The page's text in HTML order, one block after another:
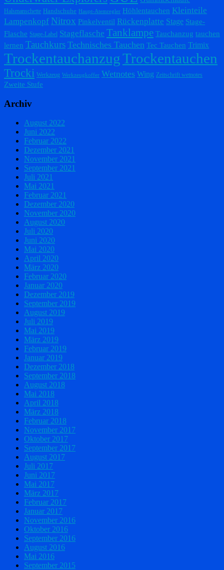
Halsmanschette Handschuhe Haupt-Atemregler Höhlentauchen Kleinteile
Lampenkopf Nitrox Pinkelventil Rückenplatte Stage Stage-
Flasche Stage-Label Stageflasche Tanklampe Tauchanzug tauchen
lernen Tauchkurs Technisches Tauchen Tec Tauchen Trimix
TrockentauchanzugTrockentauchen
Trocki Werkzeug Werkzeugkoffer Wetnotes Wing Zeitschrift wetnotes
Zweite Stufe
Archiv
August 2022
Juni 2022
Februar 2022
Dezember 2021
November 2021
September 2021
Juli 2021
Mai 2021
Februar 2021
Dezember 2020
November 2020
August 2020
Juli 2020
Juni 2020
Mai 2020
April 2020
März 2020
Februar 2020
Januar 2020
Dezember 2019
September 2019
August 2019
Juli 2019
Mai 2019
März 2019
Februar 2019
Januar 2019
Dezember 2018
September 2018
August 2018
Mai 2018
April 2018
März 2018
Februar 2018
November 2017
Oktober 2017
September 2017
August 2017
Juli 2017
Juni 2017
Mai 2017
März 2017
Februar 2017
Januar 2017
November 2016
Oktober 2016
September 2016
August 2016
Mai 2016
September 2015